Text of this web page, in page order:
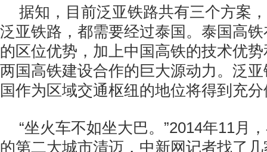
据知，目前泛亚铁路共有三个方案
泛亚铁路，都需要经过泰国。泰国高
的区位优势，加上中国高铁的技术优
两国高铁建设合作的巨大源动力。泛
国作为区域交通枢纽的地位将得到充
“坐火车不如坐大巴。”2014年11月
的第二大城市清迈，中新网记者找了